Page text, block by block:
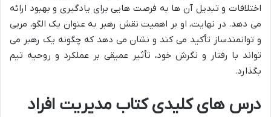
اختلافات و تبدیل آن ها به فرصت هایی برای یادگیری و بهبود ارائه
می دهد. در نهایت، او بر اهمیت نقش رهبر به عنوان یک الگو، مربی
و توانمندساز تأکید می کند و نشان می دهد که چگونه یک رهبر می
تواند با رفتار و نگرش خود، تأثیر عمیقی بر عملکرد و روحیه تیم
بگذارد.
درس های کلیدی کتاب مدیریت افراد